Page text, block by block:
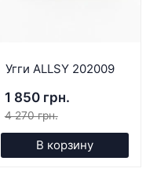
Угги ALLSY 202009
1 850 грн.
4 270 грн.
В корзину